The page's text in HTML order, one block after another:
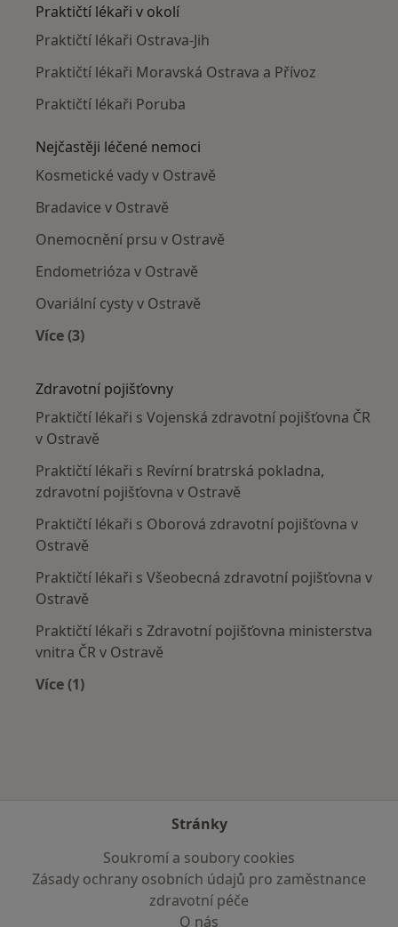
Praktičtí lékaři v okolí
Praktičtí lékaři Ostrava-Jih
Praktičtí lékaři Moravská Ostrava a Přívoz
Praktičtí lékaři Poruba
Nejčastěji léčené nemoci
Kosmetické vady v Ostravě
Bradavice v Ostravě
Onemocnění prsu v Ostravě
Endometrióza v Ostravě
Ovariální cysty v Ostravě
Více (3)
Zdravotní pojišťovny
Praktičtí lékaři s Vojenská zdravotní pojišťovna ČR
v Ostravě
Praktičtí lékaři s Revírní bratrská pokladna,
zdravotní pojišťovna v Ostravě
Praktičtí lékaři s Oborová zdravotní pojišťovna v
Ostravě
Praktičtí lékaři s Všeobecná zdravotní pojišťovna v
Ostravě
Praktičtí lékaři s Zdravotní pojišťovna ministerstva
vnitra ČR v Ostravě
Více (1)
Stránky
Soukromí a soubory cookies
Zásady ochrany osobních údajů pro zaměstnance
zdravotní péče
O nás